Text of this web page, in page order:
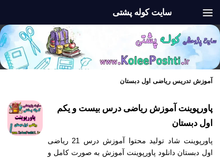
سایت کوله پشتی
آموزش تدریس ریاضی اول دبستان
پاورپوینت آموزش ریاضی درس بیست و یکم
اول دبستان
پاورپوینت شاد تولید محتوا آموزش درس 21 ریاضی
اول دبستان دانلود پاورپوینت آموزش به صورت کامل و